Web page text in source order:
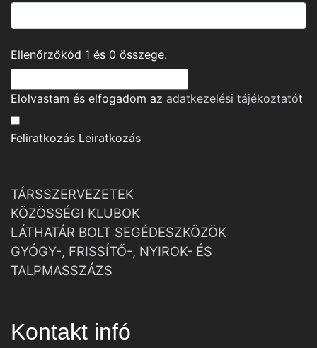
Ellenőrzőkód 1 és 0 összege.
Elolvastam és elfogadom az adatkezelési tájékoztatót
Feliratkozás Leiratkozás
TÁRSSZERVEZETEK
KÖZÖSSÉGI KLUBOK
LÁTHATÁR BOLT SEGÉDESZKÖZÖK
GYÓGY-, FRISSÍTŐ-, NYIROK- ÉS
TALPMASSZÁZS
Kontakt infó